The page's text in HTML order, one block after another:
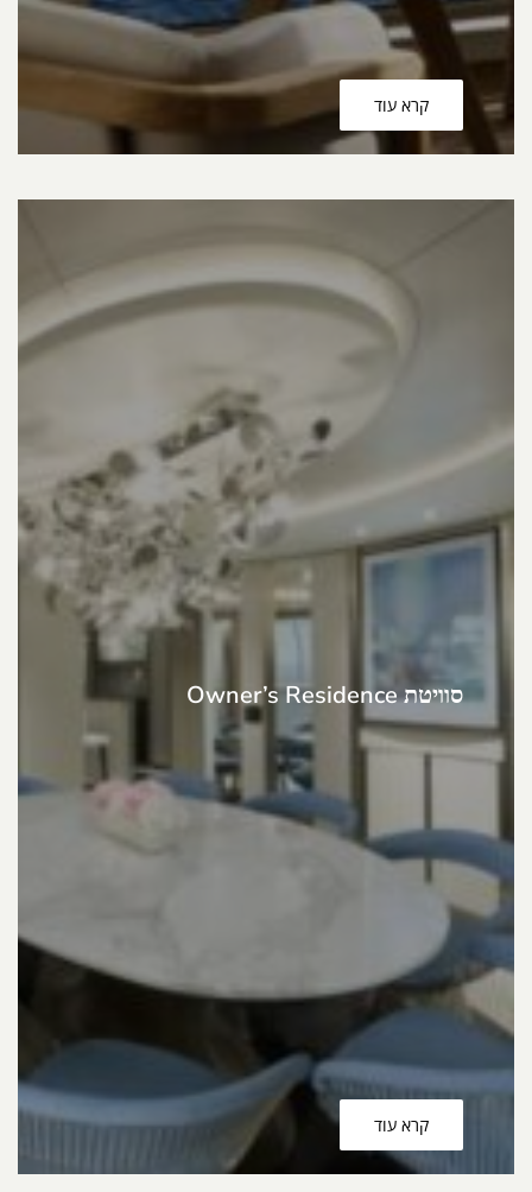
קרא עוד
סוויטת Owner’s Residence
קרא עוד